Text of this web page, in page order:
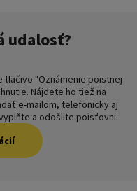
udalosť?
tlačivo "Oznámenie poistnej
Nájdete ho tiež na
e-mailom, telefonicky aj
a odošlite poisťovni.